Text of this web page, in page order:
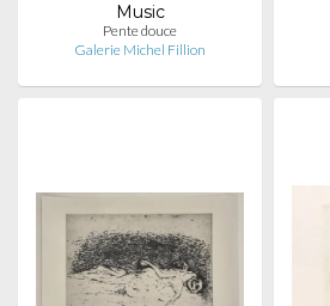
Music
Pente douce
Galerie Michel Fillion